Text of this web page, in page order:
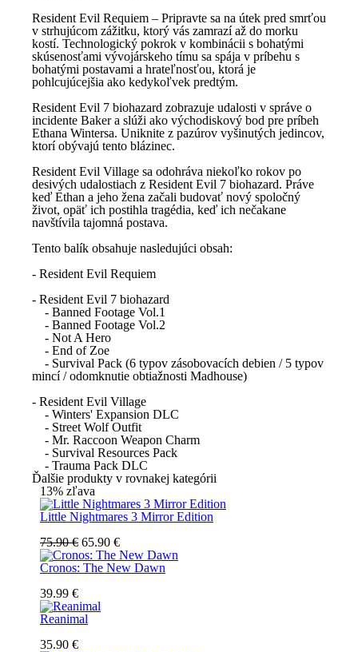
Resident Evil Requiem – Pripravte sa na útek pred smrťou
v strhujúcom zážitku, ktorý vás zamrazí až do morku
kostí. Technologický pokrok v kombinácii s bohatými
skúsenosťami vývojárskeho tímu sa spája v príbehu s
bohatými postavami a hrateľnosťou, ktorá je
pohlcujúcejšia ako kedykoľvek predtým.
Resident Evil 7 biohazard zobrazuje udalosti v správe o
incidente Baker a slúži ako východiskový bod pre príbeh
Ethana Wintersa. Uniknite z pazúrov vyšinutých jedincov,
ktorí obývajú tento blázinec.
Resident Evil Village sa odohráva niekoľko rokov po
desivých udalostiach z Resident Evil 7 biohazard. Práve
keď Ethan a jeho žena začali budovať nový spoločný
život, opäť ich postihla tragédia, keď ich nečakane
navštívila tajomná postava.
Tento balík obsahuje nasledujúci obsah:
- Resident Evil Requiem
- Resident Evil 7 biohazard
- Banned Footage Vol.1
- Banned Footage Vol.2
- Not A Hero
- End of Zoe
- Survival Pack (6 typov zásobovacích debien / 5 typov
mincí / odomknutie obtiažnosti Madhouse)
- Resident Evil Village
- Winters' Expansion DLC
- Street Wolf Outfit
- Mr. Raccoon Weapon Charm
- Survival Resources Pack
- Trauma Pack DLC
Ďalšie produkty v rovnakej kategórii
13% zľava
Little Nightmares 3 Mirror Edition
75.90 € 65.90 €
Cronos: The New Dawn
39.99 €
Reanimal
35.90 €